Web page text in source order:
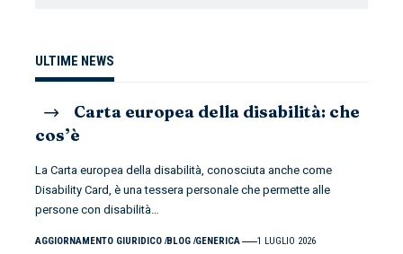
ULTIME NEWS
Carta europea della disabilità: che
cos’è
La Carta europea della disabilità, conosciuta anche come
Disability Card, è una tessera personale che permette alle
persone con disabilità…
AGGIORNAMENTO GIURIDICO BLOG GENERICA 1 LUGLIO 2026